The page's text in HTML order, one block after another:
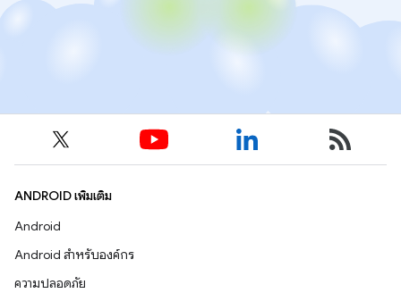
ANDROID เพิ่มเติม
Android
Android สำหรับองค์กร
ความปลอดภัย